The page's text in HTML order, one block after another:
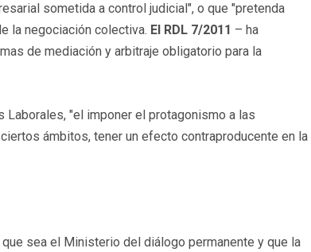
sometida a control judicial", o que "pretenda
la negociación colectiva. El RDL 7/2011 – ha
de mediación y arbitraje obligatorio para la
Laborales, "el imponer el protagonismo a las
ámbitos, tener un efecto contraproducente en la
que sea el Ministerio del diálogo permanente y que la